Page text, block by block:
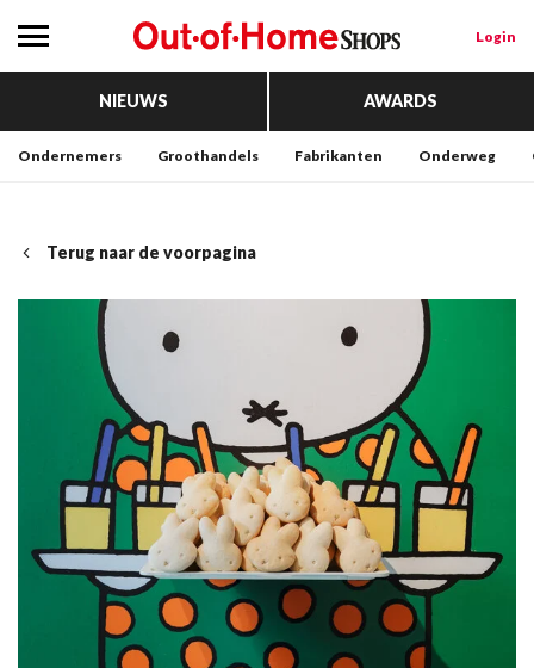
Login
NIEUWS AWARDS
Ondernemers Groothandels Fabrikanten Onderweg
Terug naar de voorpagina